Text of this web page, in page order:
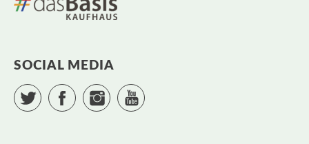
SOCIAL MEDIA
Twitter Facebook Instagram